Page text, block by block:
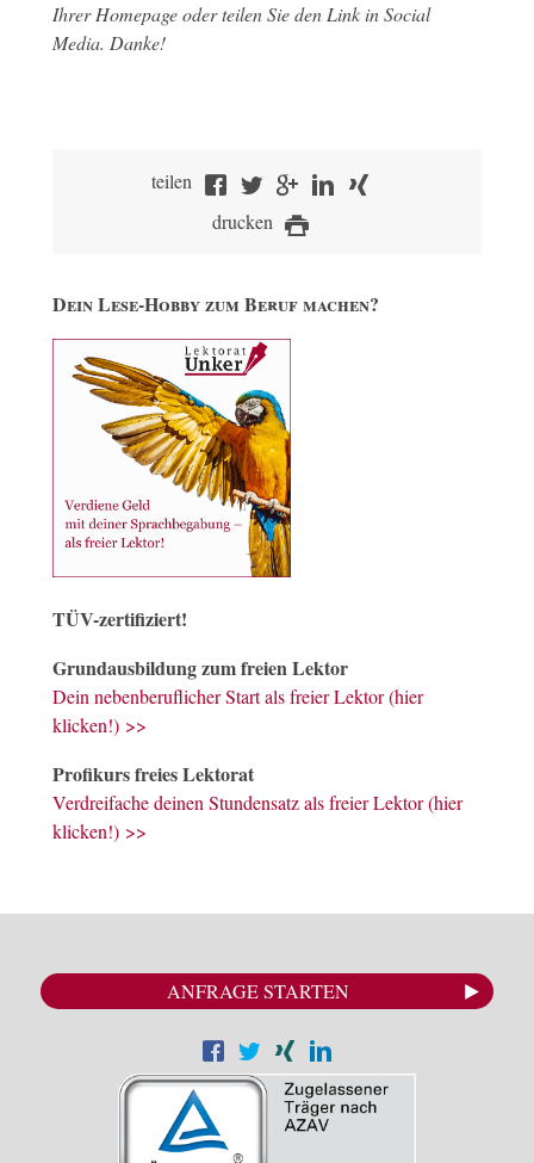
Ihrer Homepage oder teilen Sie den Link in Social
Media. Danke!
teilen
drucken
Dein Lese-Hobby zum Beruf machen?
TÜV-zertifiziert!
Grundausbildung zum freien Lektor
Dein nebenberuflicher Start als freier Lektor (hier
klicken!) >>
Profikurs freies Lektorat
Verdreifache deinen Stundensatz als freier Lektor (hier
klicken!) >>
ANFRAGE STARTEN